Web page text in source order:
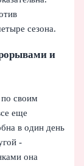
сезона.
и
своим
еще
в один день
-
она